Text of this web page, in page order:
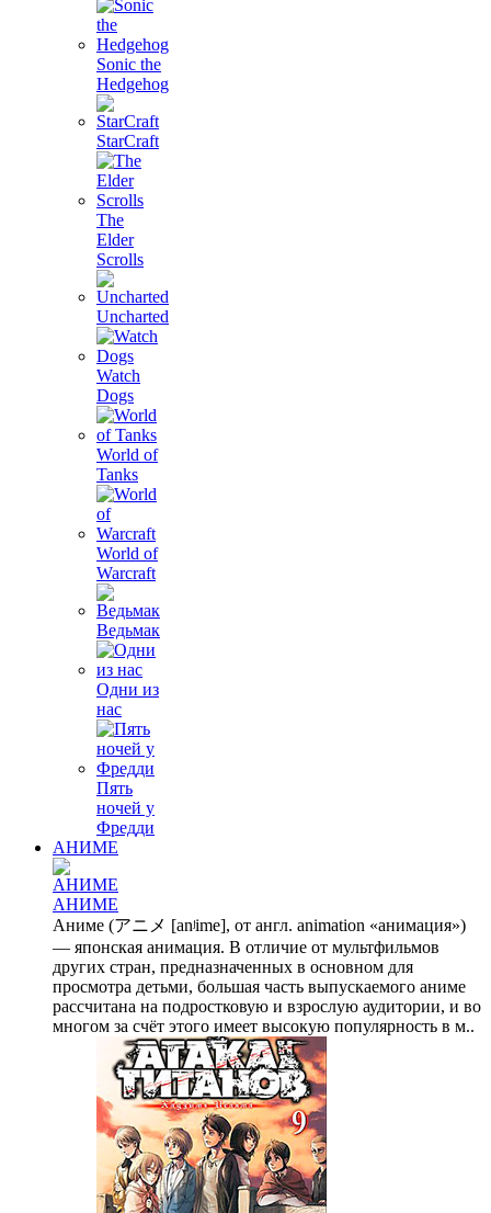
Sonic the
Hedgehog
StarCraft
The
Elder
Scrolls
Uncharted
Watch
Dogs
World of
Tanks
World of
Warcraft
Ведьмак
Одни из
нас
Пять
ночей у
Фредди
АНИМЕ
АНИМЕ
Аниме (アニメ [anʲime], от англ. animation «анимация»)
— японская анимация. В отличие от мультфильмов
других стран, предназначенных в основном для
просмотра детьми, большая часть выпускаемого аниме
рассчитана на подростковую и взрослую аудитории, и во
многом за счёт этого имеет высокую популярность в м..